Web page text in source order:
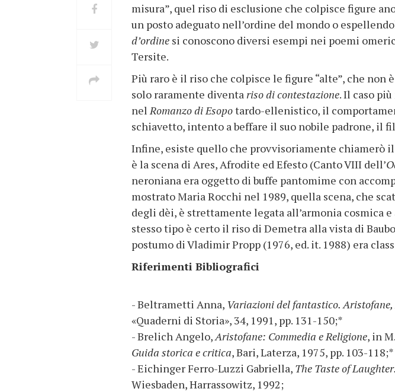
misura”, quel riso di esclusione che colpisce figure
un posto adeguato nell’ordine del mondo o
d’ordine si conoscono diversi esempi nei poemi
Tersite.
Più raro è il riso che colpisce le figure “alte”, che non
solo raramente diventa riso di contestazione. Il caso
nelRomanzo di Esopotardo-ellenistico, il
schiavetto, intento a beffare il suo nobile padrone, il
Infine, esiste quello che provvisoriamente chiamerò il
è la scena di Ares, Afrodite ed Efesto (Canto VIII dell’
neroniana era oggetto di buffe pantomime con
mostrato Maria Rocchi nel 1989, quella scena, che
degli dèi, è strettamente legata all’armonia cosmica
stesso tipo è certo il riso di Demetra alla vista di
postumo di Vladimir Propp (1976, ed. it. 1988) era
Riferimenti Bibliografici
- Beltrametti Anna, Variazioni del fantastico.
«Quaderni di Storia», 34, 1991, pp. 131-150;*
- Brelich Angelo,Aristofane: Commedia e Religione, in
Guida storica e critica, Bari, Laterza, 1975, pp. 103-118;*
- Eichinger Ferro-Luzzi Gabriella, The Taste of
Wiesbaden, Harrassowitz, 1992;